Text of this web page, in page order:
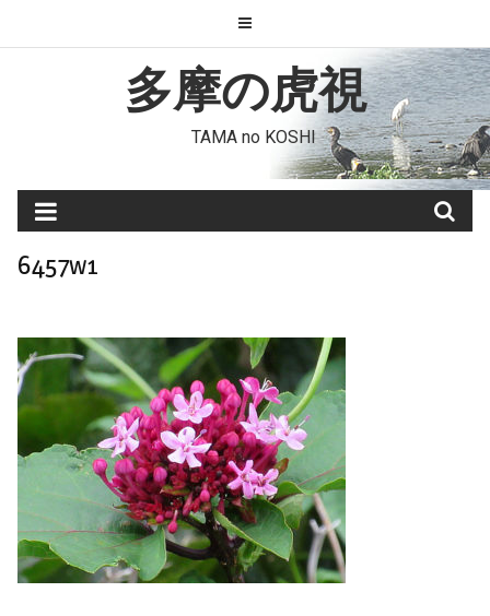
to
多摩の虎視
TAMA no KOSHI
6457w1